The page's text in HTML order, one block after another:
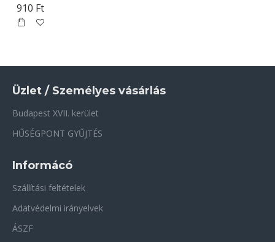
910 Ft
Üzlet / Személyes vásárlás
Budapest XVII. kerület
HŰSÉGPONT GYŰJTÉS
Informácó
Szállítási feltételek
Adatvédelmi irányelvek
ÁSZF